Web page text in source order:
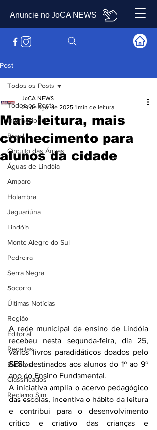
Anuncie no JoCA NEWS
Post
Todos os Posts
Internacional
Brasil
Circuito das Águas
Águas de Lindóia
Amparo
Holambra
Jaguariúna
Lindóia
Monte Alegre do Sul
Pedreira
Serra Negra
Socorro
Últimas Notícias
Região
Editorial
Receitas
Eventos
Classificados
Reclamo Sim
Todos os Posts
Mais leitura, mais
conhecimento para
alunos da cidade
JoCA NEWS
29 de ago. de 2025 1 min de leitura
A rede municipal de ensino de Lindóia
recebeu nesta segunda-feira, dia 25,
SESI, destinados aos alunos do 1º ao 9º
ano do Ensino Fundamental.
A iniciativa amplia o acervo pedagógico
das escolas, incentiva o hábito da leitura
e contribui para o desenvolvimento
crítico e criativo das crianças e